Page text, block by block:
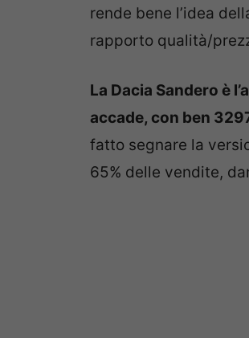
rende bene l’idea
rapporto qualità/
La Dacia Sandero è
accade, con ben
fatto segnare la
65% delle vendite,